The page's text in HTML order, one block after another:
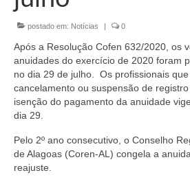
Conselheiros e Diretoria
Câmaras Técnicas
Carta de Serviços ao
Transparência e
postado em: Notícias | 0
Após a Resolução Cofen 632/2020, os
anuidades do exercício de 2020 foram
no dia 29 de julho. Os profissionais
cancelamento ou suspensão de
isenção do pagamento da anuidade
dia 29.
Pelo 2º ano consecutivo, o Conselho
de Alagoas (Coren-AL) congela a
reajuste.